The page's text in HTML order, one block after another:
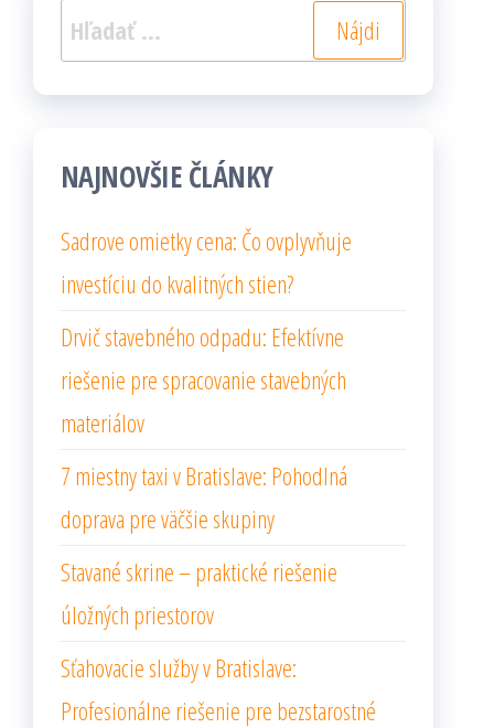
Hľadať:
NAJNOVŠIE ČLÁNKY
Sadrove omietky cena: Čo ovplyvňuje
investíciu do kvalitných stien?
Drvič stavebného odpadu: Efektívne
riešenie pre spracovanie stavebných
materiálov
7 miestny taxi v Bratislave: Pohodlná
doprava pre väčšie skupiny
Stavané skrine – praktické riešenie
úložných priestorov
Sťahovacie služby v Bratislave:
Profesionálne riešenie pre bezstarostné